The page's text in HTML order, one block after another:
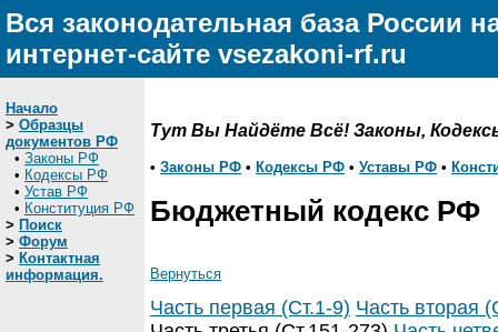
Вся законодательная база России
интернет-сайте vsezakoni-rf.ru
Начало
> Образцы
документов РФ
• Законы РФ
• Кодексы РФ
• Устав РФ
• Конституция РФ
> Поиск
> Форум
> Контактная
информация.
Тут Вы Найдёте Всё! Законы,
• Законы РФ • Кодексы РФ • Уставы РФ •
Бюджетный кодекс РФ
Вернуться
Часть первая (Ст.1-9) Часть вторая